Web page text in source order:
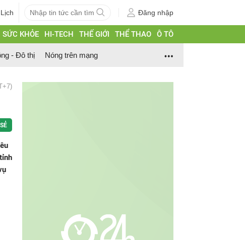
Lịch Đăng nhập
SỨC KHỎE HI-TECH THẾ GIỚI THỂ THAO Ô TÔ
- Đô thị Nóng trên mạng